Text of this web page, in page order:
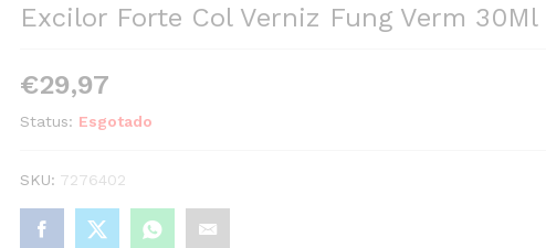
Excilor Forte Col Verniz Fung Verm 30Ml
€29,97
Status: Esgotado
SKU: 7276402